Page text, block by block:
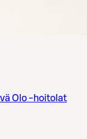
Olo -hoitolat